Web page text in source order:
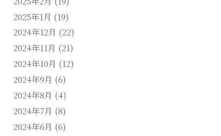
2025年1月 (19)
2024年12月 (22)
2024年11月 (21)
2024年10月 (12)
2024年9月 (6)
2024年8月 (4)
2024年7月 (8)
2024年6月 (6)